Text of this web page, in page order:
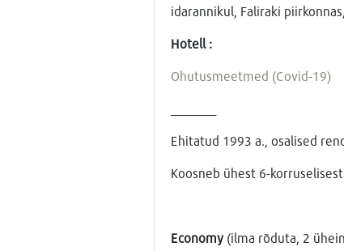
idarannikul, Faliraki
Hotell :
Ohutusmeetmed (Covid-19)
Ehitatud 1993 a., osalised
Koosneb ühest 6-
Economy(ilma rõduta, 2